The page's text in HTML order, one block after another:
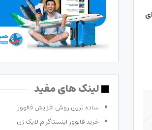
لینک های مفید
ساده ترین روش افزایش فالوور
خرید فالوور اینستاگرام لایک زن